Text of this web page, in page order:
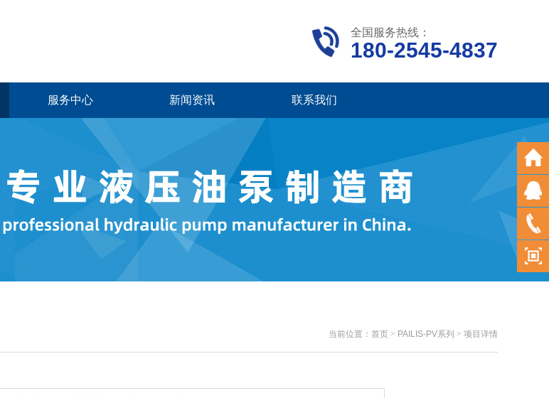
全国服务热线：
180-2545-4837
服务中心 新闻资讯 联系我们
当前位置： 首页 > PAILIS-PV系列 > 项目详情